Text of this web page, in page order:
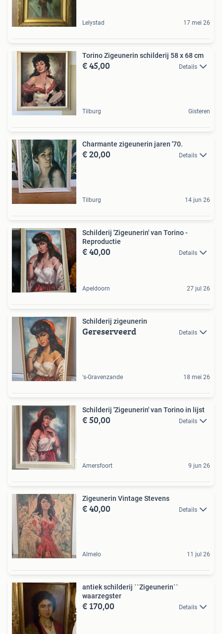
Lelystad 17 mei 26
Torino Zigeunerin schilderij 58 x 68 cm
€ 45,00 Details
Tilburg Gisteren
Charmante zigeunerin jaren '70.
€ 20,00 Details
Tilburg 14 jun 26
Schilderij 'Zigeunerin' van Torino -
Reproductie
€ 40,00 Details
Apeldoorn 27 jul 26
Schilderij zigeunerin
Gereserveerd Details
's-Gravenzande 18 mei 26
Schilderij 'Zigeunerin' van Torino in lijst
€ 50,00 Details
Amersfoort 9 jun 26
Zigeunerin Vintage Stevens
€ 40,00 Details
Almelo 11 jul 26
antiek schilderij ``Zigeunerin``
waarzegster
€ 170,00 Details